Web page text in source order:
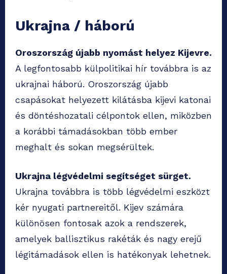
Ukrajna / háború
Oroszország újabb nyomást helyez Kijevre.
A legfontosabb külpolitikai hír továbbra is az
ukrajnai háború. Oroszország újabb
csapásokat helyezett kilátásba kijevi katonai
és döntéshozatali célpontok ellen, miközben
a korábbi támadásokban több ember
meghalt és sokan megsérültek.
Ukrajna légvédelmi segítséget sürget.
Ukrajna továbbra is több légvédelmi eszközt
kér nyugati partnereitől. Kijev számára
különösen fontosak azok a rendszerek,
amelyek ballisztikus rakéták és nagy erejű
légitámadások ellen is hatékonyak lehetnek.